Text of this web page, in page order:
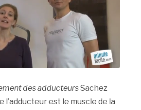
des adducteursSachez
l’adducteur est le muscle de la